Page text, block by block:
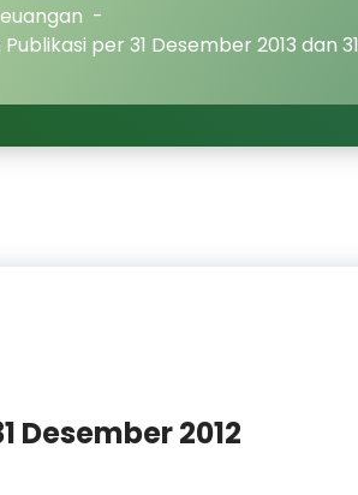
-
per 31 Desember 2013 dan 31
Desember 2012